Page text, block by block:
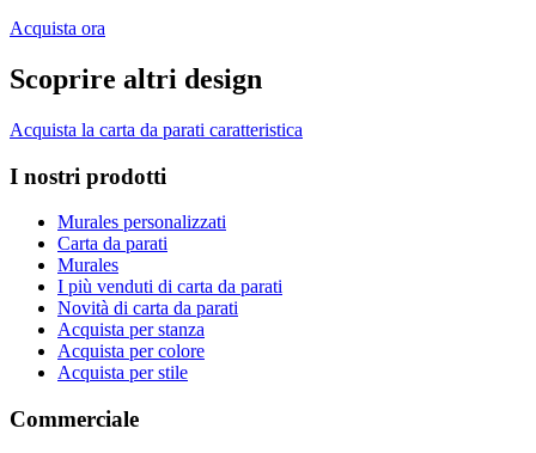
Acquista ora
Scoprire altri design
Acquista la carta da parati caratteristica
I nostri prodotti
Murales personalizzati
Carta da parati
Murales
I più venduti di carta da parati
Novità di carta da parati
Acquista per stanza
Acquista per colore
Acquista per stile
Commerciale